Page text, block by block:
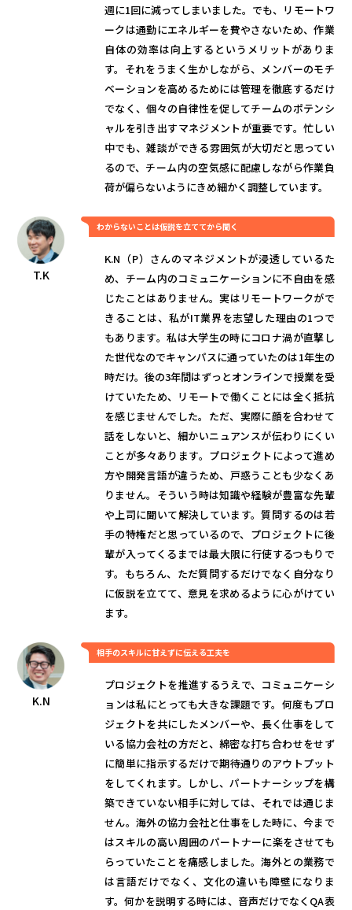
週に1回に減ってしまいました。でも、リモートワ
ークは通勤にエネルギーを費やさないため、作業
自体の効率は向上するというメリットがありま
す。それをうまく生かしながら、メンバーのモチ
ベーションを高めるためには管理を徹底するだけ
でなく、個々の自律性を促してチームのポテンシ
ャルを引き出すマネジメントが重要です。忙しい
中でも、雑談ができる雰囲気が大切だと思ってい
るので、チーム内の空気感に配慮しながら作業負
荷が偏らないようにきめ細かく調整しています。
T.K
わからないことは仮説を立ててから聞く
K.N（P）さんのマネジメントが浸透しているた
め、チーム内のコミュニケーションに不自由を感
じたことはありません。実はリモートワークがで
きることは、私がIT業界を志望した理由の1つで
もあります。私は大学生の時にコロナ渦が直撃し
た世代なのでキャンパスに通っていたのは1年生の
時だけ。後の3年間はずっとオンラインで授業を受
けていたため、リモートで働くことには全く抵抗
を感じませんでした。ただ、実際に顔を合わせて
話をしないと、細かいニュアンスが伝わりにくい
ことが多々あります。プロジェクトによって進め
方や開発言語が違うため、戸惑うことも少なくあ
りません。そういう時は知識や経験が豊富な先輩
や上司に聞いて解決しています。質問するのは若
手の特権だと思っているので、プロジェクトに後
輩が入ってくるまでは最大限に行使するつもりで
す。もちろん、ただ質問するだけでなく自分なり
に仮説を立てて、意見を求めるように心がけてい
ます。
K.N
相手のスキルに甘えずに伝える工夫を
プロジェクトを推進するうえで、コミュニケーシ
ョンは私にとっても大きな課題です。何度もプロ
ジェクトを共にしたメンバーや、長く仕事をして
いる協力会社の方だと、綿密な打ち合わせをせず
に簡単に指示するだけで期待通りのアウトプット
をしてくれます。しかし、パートナーシップを構
築できていない相手に対しては、それでは通じま
せん。海外の協力会社と仕事をした時に、今まで
はスキルの高い周囲のパートナーに楽をさせても
らっていたことを痛感しました。海外との業務で
は言語だけでなく、文化の違いも障壁になりま
す。何かを説明する時には、音声だけでなくQA表